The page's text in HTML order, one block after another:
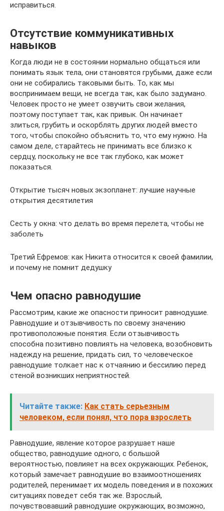
исправиться.
Отсутствие коммуникативных
навыков
Когда люди не в состоянии нормально общаться или
понимать язык тела, они становятся грубыми, даже если
они не собирались таковыми быть. То, как мы
воспринимаем вещи, не всегда так, как было задумано.
Человек просто не умеет озвучить свои желания,
поэтому поступает так, как привык. Он начинает
злиться, грубить и оскорблять других людей вместо
того, чтобы спокойно объяснить то, что ему нужно. На
самом деле, старайтесь не принимать все близко к
сердцу, поскольку не все так глубоко, как может
показаться.
Открытие тысяч новых экзопланет: лучшие научные
открытия десятилетия
Сесть у окна: что делать во время перелета, чтобы не
заболеть
Третий Ефремов: как Никита относится к своей фамилии,
и почему не помнит дедушку
Чем опасно равнодушие
Рассмотрим, какие же опасности приносит равнодушие.
Равнодушие и отзывчивость по своему значению
противоположные понятия. Если отзывчивость
способна позитивно повлиять на человека, возобновить
надежду на решение, придать сил, то человеческое
равнодушие толкает нас к отчаянию и бессилию перед
стеной возникших неприятностей.
Читайте также: Как стать серьезным
человеком, если понял, что пора взрослеть
Равнодушие, явление которое разрушает наше
общество, равнодушие одного, с большой
вероятностью, повлияет на всех окружающих. Ребенок,
который замечает равнодушие во взаимоотношениях
родителей, перенимает их модель поведения и в похожих
ситуациях поведет себя так же. Взрослый,
почувствовавший равнодушие окружающих, возможно,